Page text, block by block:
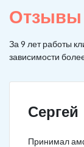
Отзывы
За 9 лет работы
зависимости
Сергей
Принимал